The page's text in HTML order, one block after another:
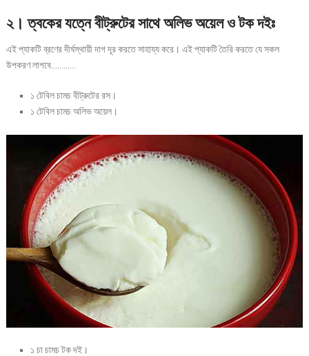
২। ত্বকের যত্নে বীট্রুটের সাথে অলিভ অয়েল ও টক দইঃ
এই প্যাকটি ব্রণের দীর্ঘস্থায়ী দাগ দূর করতে সাহায্য করে। এই প্যাকটি তৈরি করতে যে সকল
উপকরণ লাগবে…………
১ টেবিল চামচ বীট্রুটের রস।
১ টেবিল চামচ অলিভ অয়েল।
১ চা চামচ টক দই।